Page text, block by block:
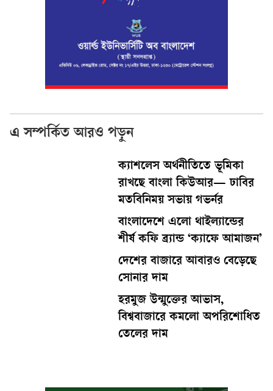
এ সম্পর্কিত আরও পড়ুন
ক্যাশলেস অর্থনীতিতে ভূমিকা
রাখছে বাংলা কিউআর— ঢাবির
মতবিনিময় সভায় গভর্নর
বাংলাদেশে এলো থাইল্যান্ডের
শীর্ষ কফি ব্র্যান্ড ‘ক্যাফে আমাজন’
দেশের বাজারে আবারও বেড়েছে
সোনার দাম
হরমুজ উন্মুক্তের আভাস,
বিশ্ববাজারে কমলো অপরিশোধিত
তেলের দাম